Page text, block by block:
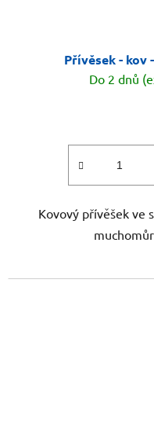
Přívěsek - kov
Do 2 dnů
Kovový přívěšek ve